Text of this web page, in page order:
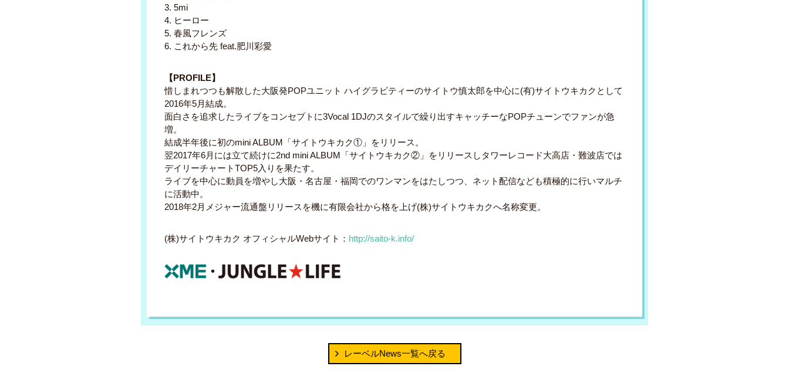
3. 5mi
4. ヒーロー
5. 春風フレンズ
6. これから先 feat.肥川彩愛
【PROFILE】
惜しまれつつも解散した大阪発POPユニット ハイグラビティーのサイトウ慎太郎を中心に(有)サイトウキカクとして
2016年5月結成。
面白さを追求したライブをコンセプトに3Vocal 1DJのスタイルで繰り出すキャッチーなPOPチューンでファンが急
増。
結成半年後に初のmini ALBUM「サイトウキカク①」をリリース。
翌2017年6月には立て続けに2nd mini ALBUM「サイトウキカク②」をリリースしタワーレコード大高店・難波店では
デイリーチャートTOP5入りを果たす。
ライブを中心に動員を増やし大阪・名古屋・福岡でのワンマンをはたしつつ、ネット配信なども積極的に行いマルチ
に活動中。
2018年2月メジャー流通盤リリースを機に有限会社から格を上げ(株)サイトウキカクへ名称変更。
(株)サイトウキカク オフィシャルWebサイト： http://saito-k.info/
レーベルNews一覧へ戻る